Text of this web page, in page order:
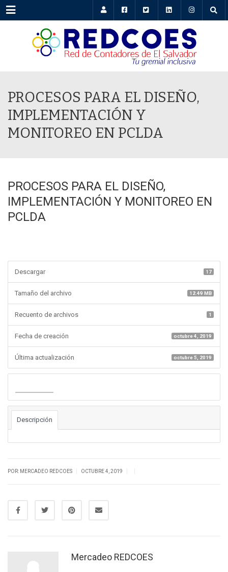
Menu
PROCESOS PARA EL DISEÑO,
IMPLEMENTACIÓN Y
MONITOREO EN PCLDA
PROCESOS PARA EL DISEÑO,
IMPLEMENTACIÓN Y MONITOREO EN
PCLDA
Descargar 17
Tamaño del archivo 12.49 MB
Recuento de archivos 1
Fecha de creación octubre 4, 2019
Última actualización octubre 5, 2019
Descripción
POR: MERCADEO REDCOES OCTUBRE 4, 2019
Mercadeo REDCOES